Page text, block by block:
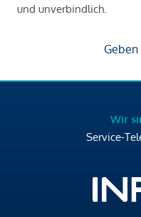
und unverbindlich.
Wir
Service-